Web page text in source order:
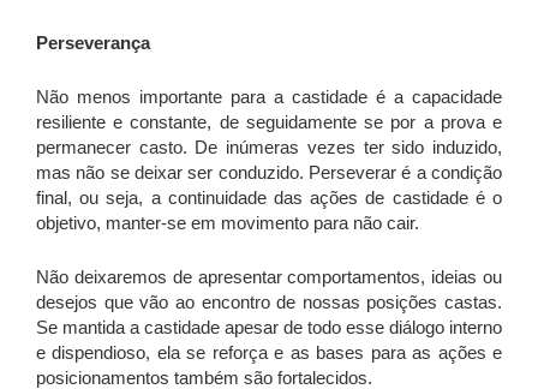
Perseverança
Não menos importante para a castidade é a capacidade
resiliente e constante, de seguidamente se por a prova e
permanecer casto. De inúmeras vezes ter sido induzido,
mas não se deixar ser conduzido. Perseverar é a condição
final, ou seja, a continuidade das ações de castidade é o
objetivo, manter-se em movimento para não cair.
Não deixaremos de apresentar comportamentos, ideias ou
desejos que vão ao encontro de nossas posições castas.
Se mantida a castidade apesar de todo esse diálogo interno
e dispendioso, ela se reforça e as bases para as ações e
posicionamentos também são fortalecidos.